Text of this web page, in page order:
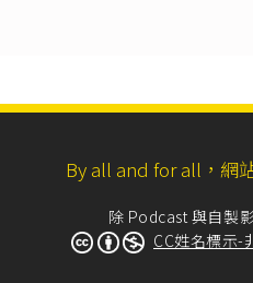
款。
例如：消費者文教基
消費者保護法第43條第
者因商品或服務發生
By all and for all，網
除 Podcast 與自製
CC姓名標示-